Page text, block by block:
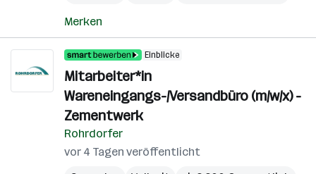
Merken
Einblicke
Mitarbeiter*in
Wareneingangs-/Versandbüro (m/w/x) -
Zementwerk
Rohrdorfer
vor 4 Tagen veröffentlicht